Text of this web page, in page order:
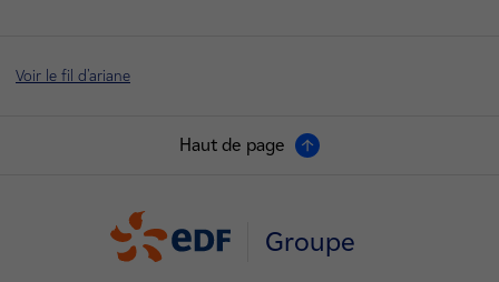
Voir le fil d'ariane
Haut de page
Groupe